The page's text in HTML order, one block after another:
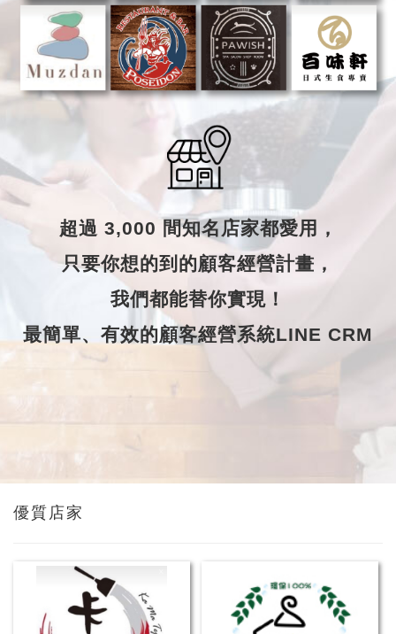
超過 3,000 間知名店家都愛用，
只要你想的到的顧客經營計畫，
我們都能替你實現！
最簡單、有效的顧客經營系統LINE CRM
優質店家